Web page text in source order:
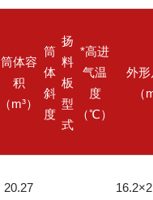
筒体容
积
（m³）
筒
体
斜
度
扬
料
板
型
式
*高进
气温
度
（℃）
外
（
20.27